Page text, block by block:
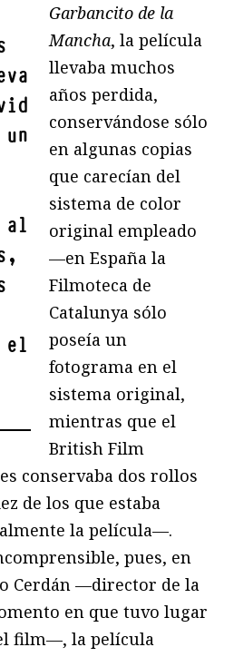
al
el
Garbancito de la
Mancha, la película
llevaba muchos
años perdida,
conservándose sólo
en algunas copias
que carecían del
sistema de color
original empleado
—en España la
Filmoteca de
Catalunya sólo
poseía un
fotograma en el
sistema original,
mientras que el
British Film
conservaba dos rollos
de los que estaba
la película—.
pues, en
Cerdán —director de la
en que tuvo lugar
film—, la película